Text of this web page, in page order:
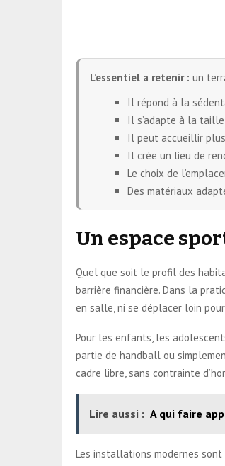
L’essentiel a retenir : un
Il répond à la
Il s’adapte à la
Il peut accueillir
Il crée un lieu de
Le choix de
Des matériaux
Un espace
Quel que soit le profil des
barrière financière. Dans la
en salle, ni se déplacer loin
Pour les enfants, les
partie de handball ou
cadre libre, sans contrainte
Lire aussi : A qui faire
Les installations modernes